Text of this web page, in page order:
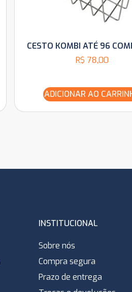
CESTO KOMBI ATÉ 96
R$ 78,00
ADICIONAR AO
INSTITUCIONAL
Sobre nós
Compra segura
Prazo de entrega